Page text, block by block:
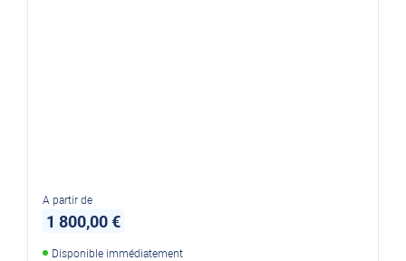
A partir de
1 800,00 €
Disponible immédiatement